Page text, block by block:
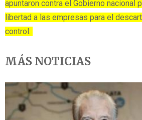
apuntaron contra el Gobierno nacional
libertad a las empresas para el
control.
MÁS NOTICIAS